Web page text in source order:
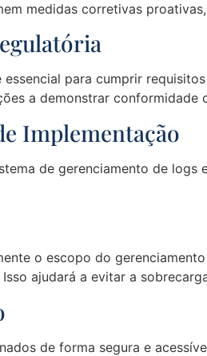
medidas corretivas
para cumprir
a demonstrar conformidade
Implementação
de gerenciamento de
o escopo do
ajudará a evitar a
de forma segura e